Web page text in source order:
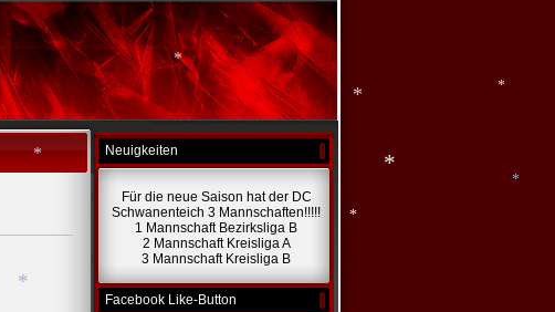
Neuigkeiten
Für die neue Saison hat der DC
Schwanenteich 3 Mannschaften!!!!!
1 Mannschaft Bezirksliga B
2 Mannschaft Kreisliga A
3 Mannschaft Kreisliga B
Facebook Like-Button
*
*
*